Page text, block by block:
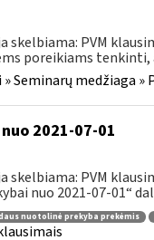
PVM
poreikiams tenkinti,
Seminarų medžiaga »
2021-07-01
PVM
nuo 2021-07-01“
nuotolinė prekyba prekėmis